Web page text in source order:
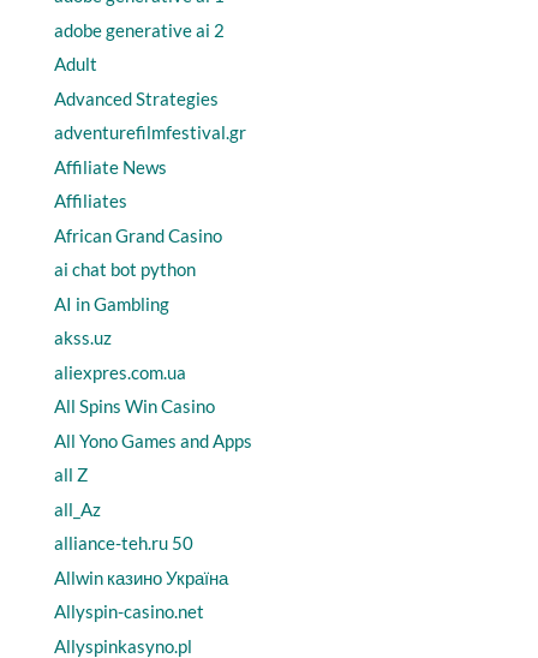
adobe generative ai 2
Adult
Advanced Strategies
adventurefilmfestival.gr
Affiliate News
Affiliates
African Grand Casino
ai chat bot python
AI in Gambling
akss.uz
aliexpres.com.ua
All Spins Win Casino
All Yono Games and Apps
all Z
all_Az
alliance-teh.ru 50
Allwin казино Україна
Allyspin-casino.net
Allyspinkasyno.pl